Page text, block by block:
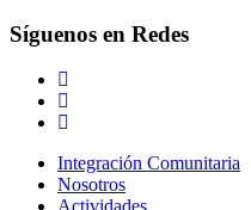
Síguenos en Redes
Integración Comunitaria
Nosotros